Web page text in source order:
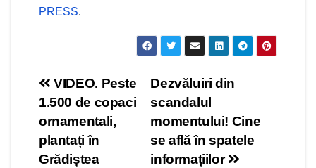
PRESS.
Navigare
în
articole
Dezvăluiri din
scandalul
momentului! Cine
se află în spatele
informațiilor
VIDEO. Peste
1.500 de copaci
ornamentali,
plantați în
Grădiștea